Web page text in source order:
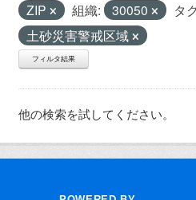
ZIP
組織: 30050
タ
土砂災害警戒区域
フィルタ結果
他の検索を試してください。